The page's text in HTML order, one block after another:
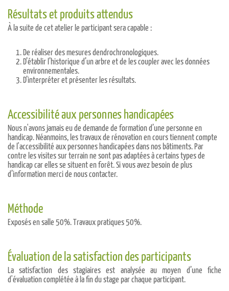
Résultats et produits attendus
À la suite de cet atelier le participant sera capable :
De réaliser des mesures dendrochronologiques.
D’établir l’historique d’un arbre et de les coupler avec les données
environnementales.
D’interpréter et présenter les résultats.
Accessibilité aux personnes handicapées
Nous n'avons jamais eu de demande de formation d’une personne en
handicap. Néanmoins, les travaux de rénovation en cours tiennent compte
de l'accessibilité aux personnes handicapées dans nos bâtiments. Par
contre les visites sur terrain ne sont pas adaptées à certains types de
handicap car elles se situent en forêt. Si vous avez besoin de plus
d’information merci de nous contacter.
Méthode
Exposés en salle 50%. Travaux pratiques 50%.
Évaluation de la satisfaction des participants
La satisfaction des stagiaires est analysée au moyen d’une fiche
d'évaluation complétée à la fin du stage par chaque participant.